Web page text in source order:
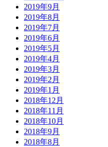
2019年9月
2019年8月
2019年7月
2019年6月
2019年5月
2019年4月
2019年3月
2019年2月
2019年1月
2018年12月
2018年11月
2018年10月
2018年9月
2018年8月